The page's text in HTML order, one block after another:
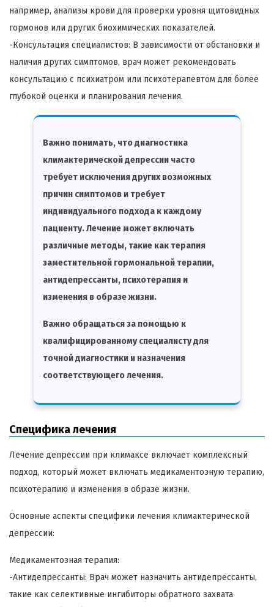
например, анализы крови для проверки уровня щитовидных
гормонов или других биохимических показателей.
-Консультация специалистов: В зависимости от обстановки и
наличия других симптомов, врач может рекомендовать
консультацию с психиатром или психотерапевтом для более
глубокой оценки и планирования лечения.
Важно понимать, что диагностика
климактерической депрессии часто
требует исключения других возможных
причин симптомов и требует
индивидуального подхода к каждому
пациенту. Лечение может включать
различные методы, такие как терапия
заместительной гормональной терапии,
антидепрессанты, психотерапия и
изменения в образе жизни.
Важно обращаться за помощью к
квалифицированному специалисту для
точной диагностики и назначения
соответствующего лечения.
Специфика лечения
Лечение депрессии при климаксе включает комплексный
подход, который может включать медикаментозную терапию,
психотерапию и изменения в образе жизни.
Основные аспекты специфики лечения климактерической
депрессии:
Медикаментозная терапия:
-Антидепрессанты: Врач может назначить антидепрессанты,
такие как селективные ингибиторы обратного захвата